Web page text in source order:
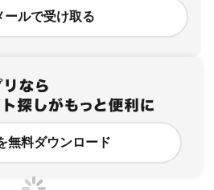
ールで受け取る
無料ダウンロード